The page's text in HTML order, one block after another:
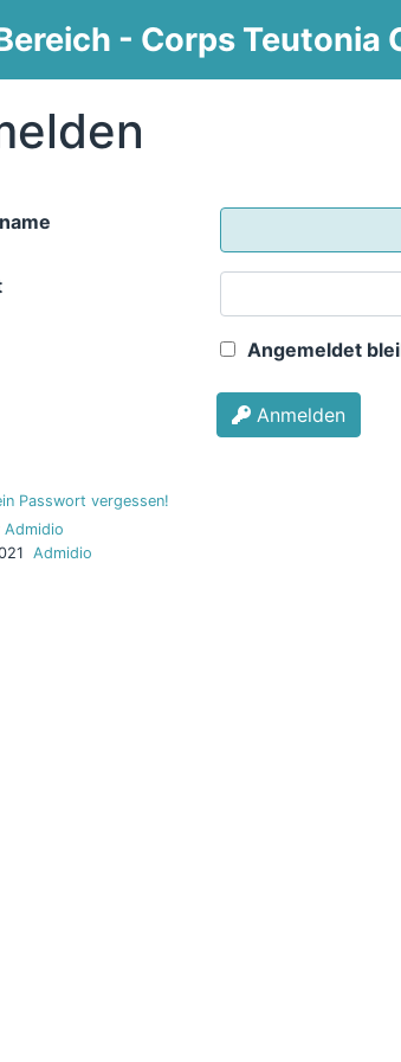
- Corps Teutonia
Angemeldet
Anmelden
Passwort vergessen!
Admidio
Admidio